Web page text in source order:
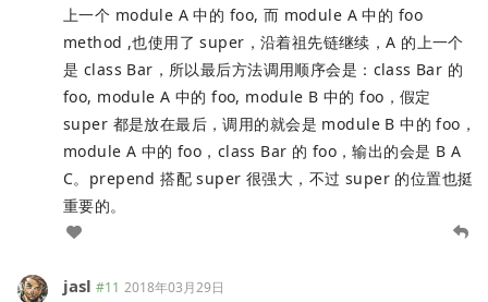
上一个 module A 中的 foo, 而 module A 中的 foo
method ,也使用了 super，沿着祖先链继续，A 的上一个
是 class Bar，所以最后方法调用顺序会是：class Bar 的
foo, module A 中的 foo, module B 中的 foo，假定
super 都是放在最后，调用的就会是 module B 中的 foo，
module A 中的 foo，class Bar 的 foo，输出的会是 B A
C。prepend 搭配 super 很强大，不过 super 的位置也挺
重要的。
jasl #11 2018年03月29日